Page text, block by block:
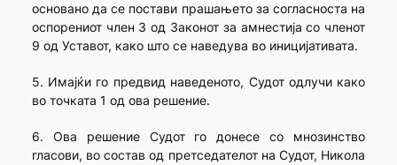
основано да се постави прашањето за согласноста на
оспорениот член 3 од Законот за амнестија со членот
9 од Уставот, како што се наведува во иницијативата.
5. Имајќи го предвид наведеното, Судот одлучи како
во точката 1 од ова решение.
6. Ова решение Судот го донесе со мнозинство
гласови, во состав од претседателот на Судот, Никола